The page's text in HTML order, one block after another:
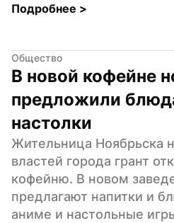
Подробнее >
Общество
В новой кофейне
предложили
настолки
Жительница Ноябрьска
властей города грант
кофейню. В новом
предлагают напитки и
аниме и настольные